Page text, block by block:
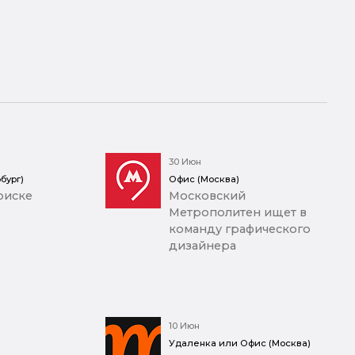
30 Июн
Офис (Москва)
Московский
Метрополитен ищет в
команду графического
дизайнера
10 Июн
Удаленка или Офис (Москва)